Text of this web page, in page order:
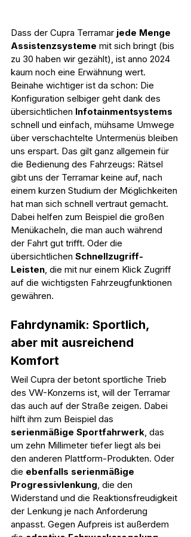
Dass der Cupra Terramar jede Menge
Assistenzsysteme mit sich bringt (bis
zu 30 haben wir gezählt), ist anno 2024
kaum noch eine Erwähnung wert.
Beinahe wichtiger ist da schon: Die
Konfiguration selbiger geht dank des
übersichtlichen Infotainmentsystems
schnell und einfach, mühsame Umwege
über verschachtelte Untermenüs bleiben
uns erspart. Das gilt ganz allgemein für
die Bedienung des Fahrzeugs: Rätsel
gibt uns der Terramar keine auf, nach
einem kurzen Studium der Möglichkeiten
hat man sich schnell vertraut gemacht.
Dabei helfen zum Beispiel die großen
Menükacheln, die man auch während
der Fahrt gut trifft. Oder die
übersichtlichen Schnellzugriff-
Leisten, die mit nur einem Klick Zugriff
auf die wichtigsten Fahrzeugfunktionen
gewähren.
Fahrdynamik: Sportlich,
aber mit ausreichend
Komfort
Weil Cupra der betont sportliche Trieb
des VW-Konzerns ist, will der Terramar
das auch auf der Straße zeigen. Dabei
hilft ihm zum Beispiel das
serienmäßige Sportfahrwerk, das
um zehn Millimeter tiefer liegt als bei
den anderen Plattform-Produkten. Oder
die ebenfalls serienmäßige
Progressivlenkung, die den
Widerstand und die Reaktionsfreudigkeit
der Lenkung je nach Anforderung
anpasst. Gegen Aufpreis ist außerdem